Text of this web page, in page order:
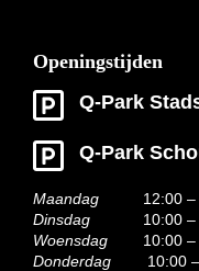
Openingstijden
Q-Park
Q-Park
Maandag
12:00
Dinsdag
10:00
Woensdag
10:00
Donderdag
10:00